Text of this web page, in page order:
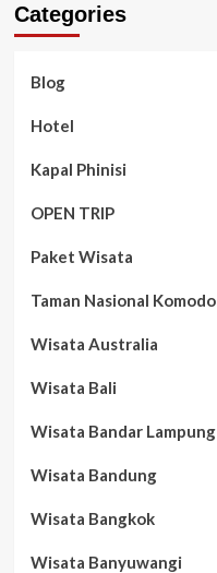
Categories
Blog
Hotel
Kapal Phinisi
OPEN TRIP
Paket Wisata
Taman Nasional Komodo
Wisata Australia
Wisata Bali
Wisata Bandar Lampung
Wisata Bandung
Wisata Bangkok
Wisata Banyuwangi